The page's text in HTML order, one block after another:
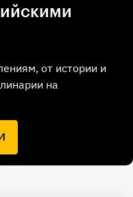
от истории и
на